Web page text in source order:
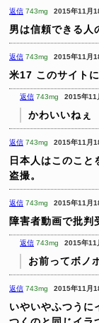
返信 743mg 2015年11月
男は信頼できる人
返信 743mg 2015年11月
米17 このサイト
返信 743mg 2015年11
かわいいねぇ
返信 743mg 2015年11月
日本人はこのこと
盗撮。
返信 743mg 2015年11月
障害者動画で批判
返信 743mg 2015年11
お前ってボノ
返信 743mg 2015年11月
いやいやふつうに